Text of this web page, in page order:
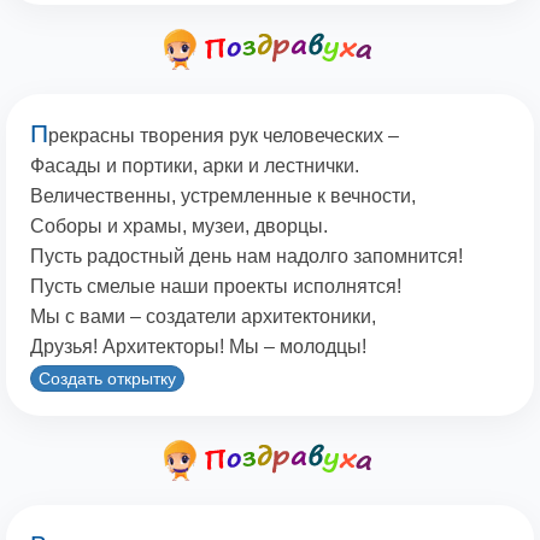
Прекрасны творения рук человеческих –
Фасады и портики, арки и лестнички.
Величественны, устремленные к вечности,
Соборы и храмы, музеи, дворцы.
Пусть радостный день нам надолго запомнится!
Пусть смелые наши проекты исполнятся!
Мы с вами – создатели архитектоники,
Друзья! Архитекторы! Мы – молодцы!
Создать открытку